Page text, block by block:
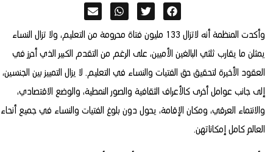
وأكدت المنظمة أنه لاتزال 133 مليون فتاة محرومة من التعليم، ولا تزال النساء
يمثلن ما يقارب ثلثي البالغين الأميين، على الرغم من التقدم الكبير الذي أحرز في
العقود الأخيرة لتحقيق حق الفتيات والنساء في التعليم. لا يزال التمييز بين الجنسين،
إلى جانب عوامل أخرى كالأعراف الثقافية والصور النمطية، والوضع الاقتصادي،
والانتماء العرقي، ومكان الإقامة، يحول دون بلوغ الفتيات والنساء في جميع أنحاء
العالم كامل إمكاناتهن.